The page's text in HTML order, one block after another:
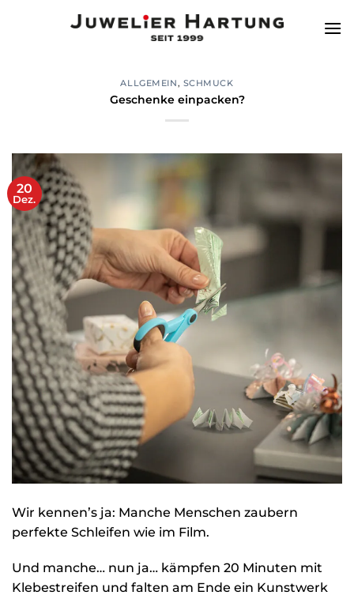
ALLGEMEIN, SCHMUCK
Geschenke einpacken?
20
Dez.
Wir kennen’s ja: Manche Menschen zaubern
perfekte Schleifen wie im Film.
Und manche… nun ja… kämpfen 20 Minuten mit
Klebestreifen und falten am Ende ein Kunstwerk